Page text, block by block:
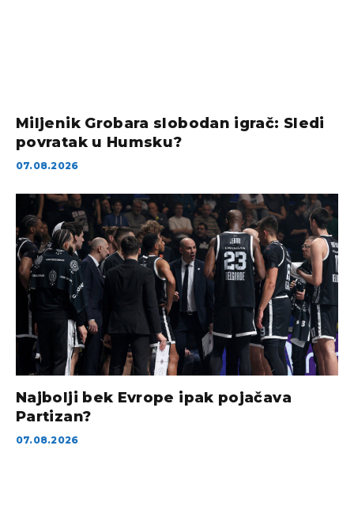
Miljenik Grobara slobodan igrač: Sledi
povratak u Humsku?
07.08.2026
Najbolji bek Evrope ipak pojačava
Partizan?
07.08.2026